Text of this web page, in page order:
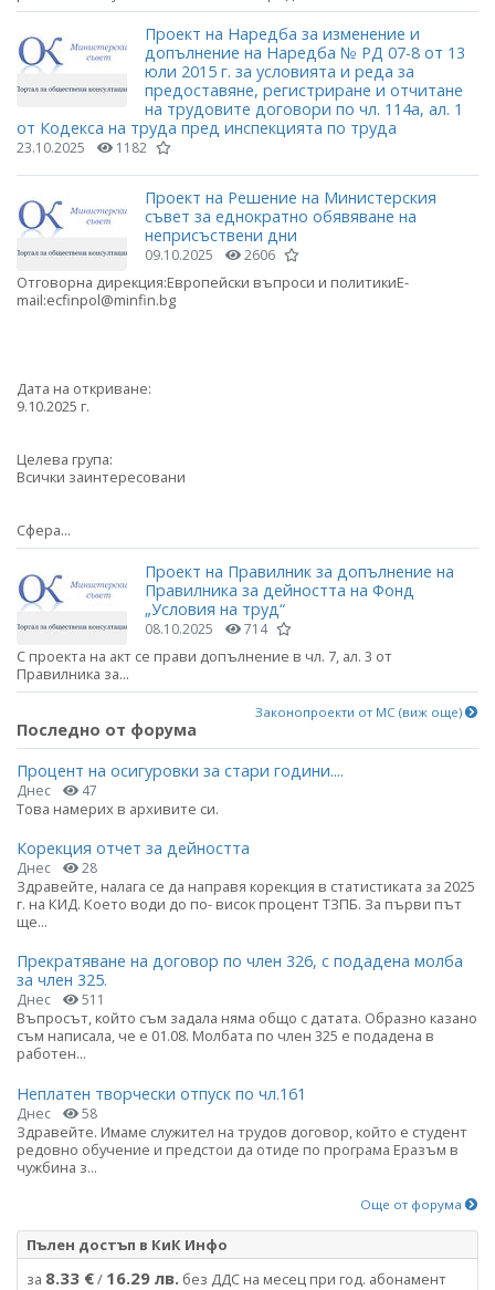
Проект на Наредба за изменение и
допълнение на Наредба № РД 07-8 от 13
юли 2015 г. за условията и реда за
предоставяне, регистриране и отчитане
на трудовите договори по чл. 114а, ал. 1
от Кодекса на труда пред инспекцията по труда
23.10.2025 1182
Проект на Решение на Министерския
съвет за еднократно обявяване на
неприсъствени дни
09.10.2025 2606
Отговорна дирекция:Европейски въпроси и политикиE-
mail:ecfinpol@minfin.bg
Дата на откриване:
9.10.2025 г.
Целева група:
Всички заинтересовани
Сфера...
Проект на Правилник за допълнение на
Правилника за дейността на Фонд
„Условия на труд“
08.10.2025 714
С проекта на акт се прави допълнение в чл. 7, ал. 3 от
Правилника за...
Законопроекти от МС (виж още)
Последно от форума
Процент на осигуровки за стари години....
Днес 47
Това намерих в архивите си.
Корекция отчет за дейността
Днес 28
Здравейте, налага се да направя корекция в статистиката за 2025
г. на КИД. Което води до по- висок процент ТЗПБ. За първи път
ще...
Прекратяване на договор по член 326, с подадена молба
за член 325.
Днес 511
Въпросът, който съм задала няма общо с датата. Образно казано
съм написала, че е 01.08. Молбата по член 325 е подадена в
работен...
Неплатен творчески отпуск по чл.161
Днес 58
Здравейте. Имаме служител на трудов договор, който е студент
редовно обучение и предстои да отиде по програма Еразъм в
чужбина з...
Още от форума
Пълен достъп в КиК Инфо
за 8.33 €/ 16.29 лв. без ДДС на месец при год. абонамент